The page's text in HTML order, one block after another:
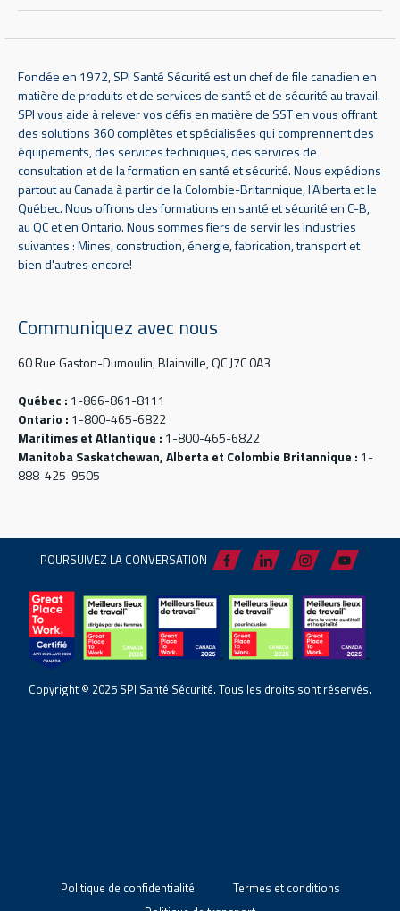
Fondée en 1972, SPI Santé Sécurité est un chef de file canadien en
matière de produits et de services de santé et de sécurité au travail.
SPI vous aide à relever vos défis en matière de SST en vous offrant
des solutions 360 complètes et spécialisées qui comprennent des
équipements, des services techniques, des services de
consultation et de la formation en santé et sécurité. Nous expédions
partout au Canada à partir de la Colombie-Britannique, l’Alberta et le
Québec. Nous offrons des formations en santé et sécurité en C-B,
au QC et en Ontario. Nous sommes fiers de servir les industries
suivantes : Mines, construction, énergie, fabrication, transport et
bien d'autres encore!
Communiquez avec nous
60 Rue Gaston-Dumoulin, Blainville, QC J7C 0A3
Québec : 1-866-861-8111
Ontario : 1-800-465-6822
Maritimes et Atlantique : 1-800-465-6822
Manitoba Saskatchewan, Alberta et Colombie Britannique : 1-
888-425-9505
POURSUIVEZ LA CONVERSATION
Copyright © 2025 SPI Santé Sécurité. Tous les droits sont réservés.
Politique de confidentialité
Termes et conditions